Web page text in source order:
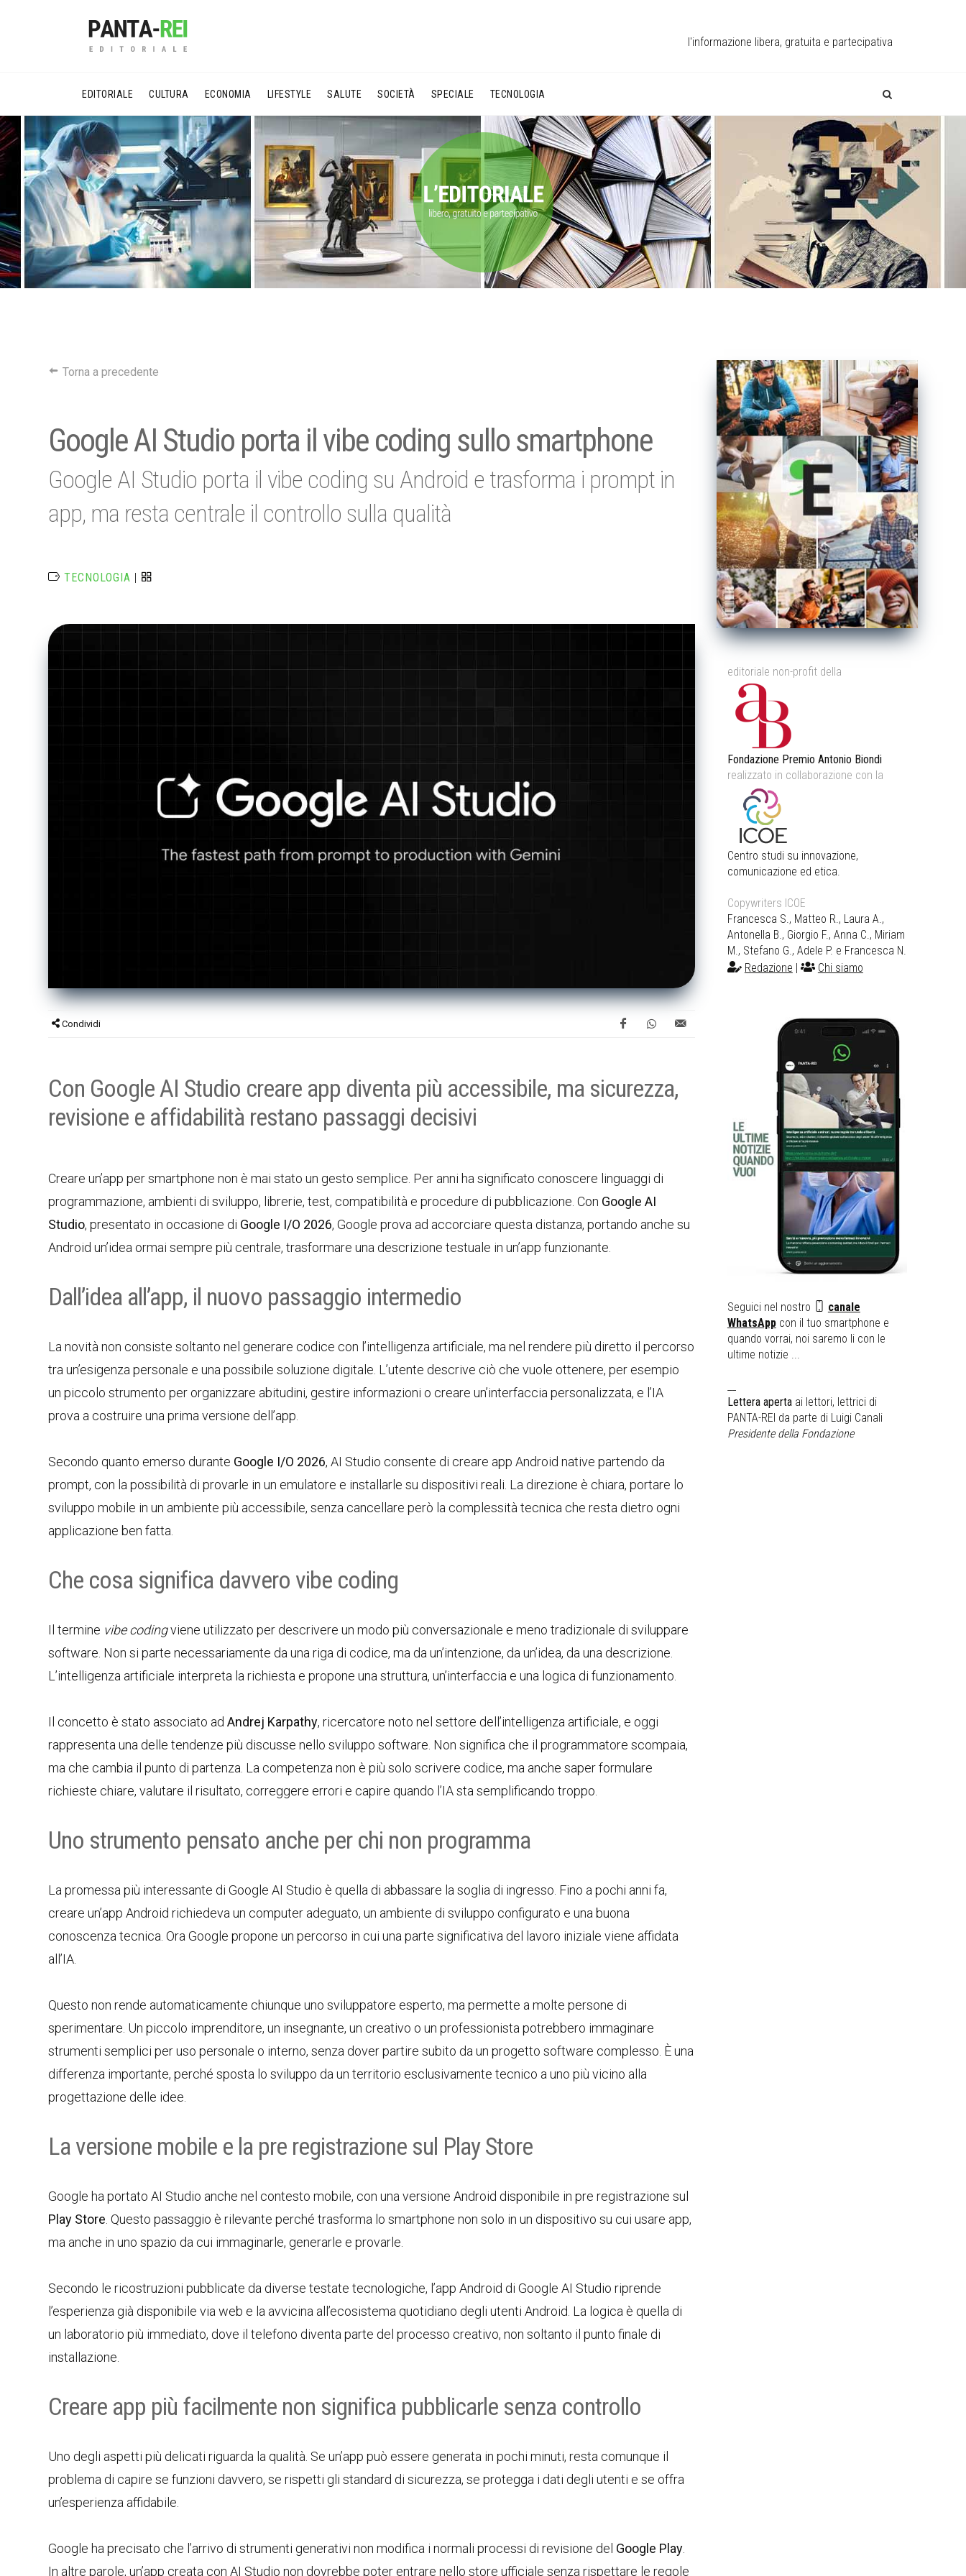
l'informazione libera, gratuita e partecipativa
EDITORIALE CULTURA ECONOMIA LIFESTYLE SALUTE SOCIETÀ SPECIALE TECNOLOGIA
Torna a precedente
Google AI Studio porta il vibe coding sullo smartphone
Google AI Studio porta il vibe coding su Android e trasforma i prompt in
app, ma resta centrale il controllo sulla qualità
TECNOLOGIA |
Condividi
Con Google AI Studio creare app diventa più accessibile, ma sicurezza,
revisione e affidabilità restano passaggi decisivi
Creare un’app per smartphone non è mai stato un gesto semplice. Per anni ha significato conoscere linguaggi di
programmazione, ambienti di sviluppo, librerie, test, compatibilità e procedure di pubblicazione. Con Google AI
Studio, presentato in occasione di Google I/O 2026, Google prova ad accorciare questa distanza, portando anche su
Android un’idea ormai sempre più centrale, trasformare una descrizione testuale in un’app funzionante.
Dall’idea all’app, il nuovo passaggio intermedio
La novità non consiste soltanto nel generare codice con l’intelligenza artificiale, ma nel rendere più diretto il percorso
tra un’esigenza personale e una possibile soluzione digitale. L’utente descrive ciò che vuole ottenere, per esempio
un piccolo strumento per organizzare abitudini, gestire informazioni o creare un’interfaccia personalizzata, e l’IA
prova a costruire una prima versione dell’app.
Secondo quanto emerso durante Google I/O 2026, AI Studio consente di creare app Android native partendo da
prompt, con la possibilità di provarle in un emulatore e installarle su dispositivi reali. La direzione è chiara, portare lo
sviluppo mobile in un ambiente più accessibile, senza cancellare però la complessità tecnica che resta dietro ogni
applicazione ben fatta.
Che cosa significa davvero vibe coding
Il termine vibe codingviene utilizzato per descrivere un modo più conversazionale e meno tradizionale di sviluppare
software. Non si parte necessariamente da una riga di codice, ma da un’intenzione, da un’idea, da una descrizione.
L’intelligenza artificiale interpreta la richiesta e propone una struttura, un’interfaccia e una logica di funzionamento.
Il concetto è stato associato adAndrej Karpathy, ricercatore noto nel settore dell’intelligenza artificiale, e oggi
rappresenta una delle tendenze più discusse nello sviluppo software. Non significa che il programmatore scompaia,
ma che cambia il punto di partenza. La competenza non è più solo scrivere codice, ma anche saper formulare
richieste chiare, valutare il risultato, correggere errori e capire quando l’IA sta semplificando troppo.
Uno strumento pensato anche per chi non programma
La promessa più interessante di Google AI Studio è quella di abbassare la soglia di ingresso. Fino a pochi anni fa,
creare un’app Android richiedeva un computer adeguato, un ambiente di sviluppo configurato e una buona
conoscenza tecnica. Ora Google propone un percorso in cui una parte significativa del lavoro iniziale viene affidata
all’IA.
Questo non rende automaticamente chiunque uno sviluppatore esperto, ma permette a molte persone di
sperimentare. Un piccolo imprenditore, un insegnante, un creativo o un professionista potrebbero immaginare
strumenti semplici per uso personale o interno, senza dover partire subito da un progetto software complesso. È una
differenza importante, perché sposta lo sviluppo da un territorio esclusivamente tecnico a uno più vicino alla
progettazione delle idee.
La versione mobile e la pre registrazione sul Play Store
Google ha portato AI Studio anche nel contesto mobile, con una versione Android disponibile in pre registrazione sul
Play Store . Questo passaggio è rilevante perché trasforma lo smartphone non solo in un dispositivo su cui usare app,
ma anche in uno spazio da cui immaginarle, generarle e provarle.
Secondo le ricostruzioni pubblicate da diverse testate tecnologiche, l’app Android di Google AI Studio riprende
l’esperienza già disponibile via web e la avvicina all’ecosistema quotidiano degli utenti Android. La logica è quella di
un laboratorio più immediato, dove il telefono diventa parte del processo creativo, non soltanto il punto finale di
installazione.
Creare app più facilmente non significa pubblicarle senza controllo
Uno degli aspetti più delicati riguarda la qualità. Se un’app può essere generata in pochi minuti, resta comunque il
problema di capire se funzioni davvero, se rispetti gli standard di sicurezza, se protegga i dati degli utenti e se offra
un’esperienza affidabile.
Google ha precisato che l’arrivo di strumenti generativi non modifica i normali processi di revisione del Google Play
In altre parole, un’app creata con AI Studio non dovrebbe poter entrare nello store ufficiale senza rispettare le regole
editoriale non-profit della
Fondazione Premio Antonio Biondi
realizzato in collaborazione con la
Centro studi su innovazione,
comunicazione ed etica.
Copywriters ICOE
Francesca S., Matteo R., Laura A.,
Antonella B., Giorgio F., Anna C., Miriam
M., Stefano G., Adele P. e Francesca N.
Redazione
Chi siamo
Seguici nel nostro
canale
WhatsAppcon il tuo smartphone e
quando vorrai, noi saremo li con le
ultime notizie ...
Lettera apertaai lettori, lettrici di
PANTA-REI da parte di Luigi Canali
Presidente della Fondazione